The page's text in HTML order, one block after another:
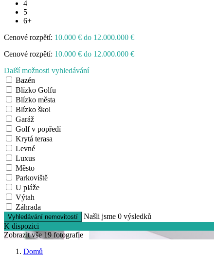
4
5
6+
Cenové rozpětí: 10.000 € do 12.000.000 €
Cenové rozpětí: 10.000 € do 12.000.000 €
Další možnosti vyhledávání
Bazén
Blízko Golfu
Blízko města
Blízko škol
Garáž
Golf v popředí
Krytá terasa
Levné
Luxus
Město
Parkoviště
U pláže
Výtah
Záhrada
Vyhledávání nemovitostí Našli jsme0 výsledků
K dispozici
Zobrazit vše 19 fotografie
Domů